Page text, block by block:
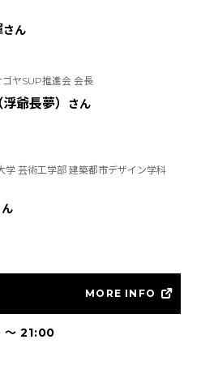
さん
ヤSUP推進会 会長
爺長夢） さん
学 芸術工学部 建築都市デザイン学科
MORE INFO
〜 21:00